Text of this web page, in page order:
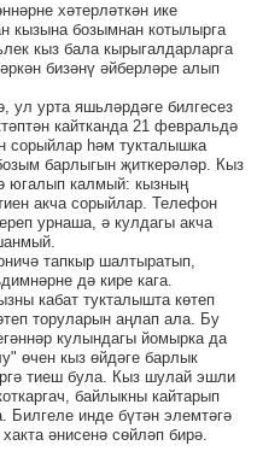
хәтерләткән ике
кызына бозымнан котылырга
кыз бала кырыгалдарларга
бизәнү әйберләре алып
ул урта яшьләрдәге билгесез
кайтканда 21 февральдә
сорыйлар һәм тукталышка
барлыгын җиткерәләр. Кыз
югалып калмый: кызның
акча сорыйлар. Телефон
урнаша, ә кулдагы акча
тапкыр шалтыратып,
дә кире кага.
кабат тукталышта көтеп
торуларын аңлап ала. Бу
кулындагы йомырка да
өчен кыз өйдәге барлык
тиеш була. Кыз шулай эшли
байлыкны кайтарып
Билгеле инде бүтән элемтәгә
әнисенә сөйләп бирә.